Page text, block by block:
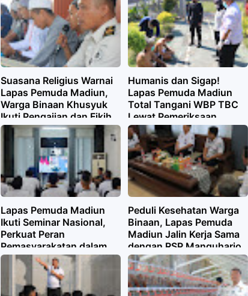
Suasana Religius Warnai
Lapas Pemuda Madiun,
Warga Binaan Khusyuk
Ikuti Pengajian dan Fikih
Sholat
Humanis dan Sigap!
Lapas Pemuda Madiun
Total Tangani WBP TBC
Lewat Pemeriksaan,
Senam hingga Edukasi
Kesehatan
Lapas Pemuda Madiun
Ikuti Seminar Nasional,
Perkuat Peran
Pemasyarakatan dalam
Implementasi KUHP dan
KUHAP Baru
Peduli Kesehatan Warga
Binaan, Lapas Pemuda
Madiun Jalin Kerja Sama
dengan RSP Manguharjo